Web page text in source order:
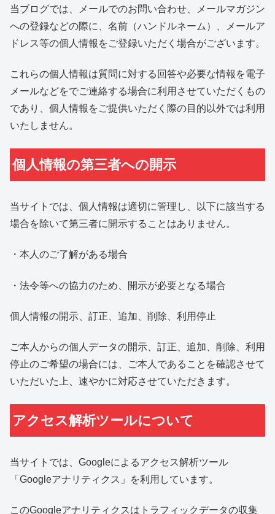
当ブログでは、メールでのお問い合わせ、メールマガジン
への登録などの際に、名前（ハンドルネーム）、メールア
ドレス等の個人情報をご登録いただく場合がございます。
これらの個人情報は質問に対する回答や必要な情報を電子
メールなどをでご連絡する場合に利用させていただくもの
であり、個人情報をご提供いただく際の目的以外では利用
いたしません。
個人情報の第三者への開示
当サイトでは、個人情報は適切に管理し、以下に該当する
場合を除いて第三者に開示することはありません。
・本人のご了解がある場合
・法令等への協力のため、開示が必要となる場合
個人情報の開示、訂正、追加、削除、利用停止
ご本人からの個人データの開示、訂正、追加、削除、利用
停止のご希望の場合には、ご本人であることを確認させて
いただいた上、速やかに対応させていただきます。
アクセス解析ツールについて
当サイトでは、Googleによるアクセス解析ツール
「Googleアナリティクス」を利用しています。
このGoogleアナリティクスはトラフィックデータの収集